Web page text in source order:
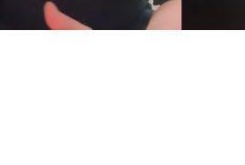
居多年被判重婚罪
涉事副校长被撤职